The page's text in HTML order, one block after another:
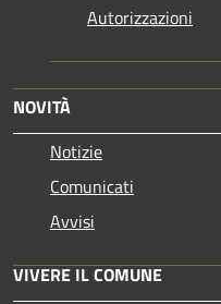
Autorizzazioni
NOVITÀ
Notizie
Comunicati
Avvisi
VIVERE IL COMUNE